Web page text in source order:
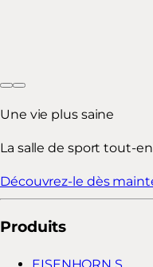
Une vie plus saine
La salle de sport tout-
Découvrez-le dès
Produits
EISENHORN S